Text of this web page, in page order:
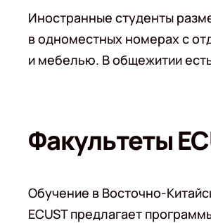
Иностранные студенты
в одноместных номерах с
и мебелью. В общежитии
Факультеты
Обучение в Восточно-
ECUST предлагает